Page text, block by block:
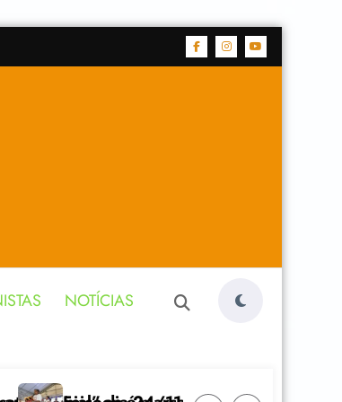
NOTÍCIAS